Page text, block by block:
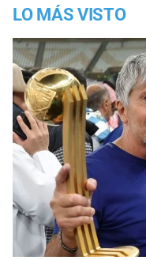
LO MÁS VISTO